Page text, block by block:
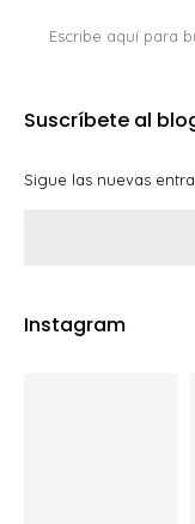
Suscríbete al blog